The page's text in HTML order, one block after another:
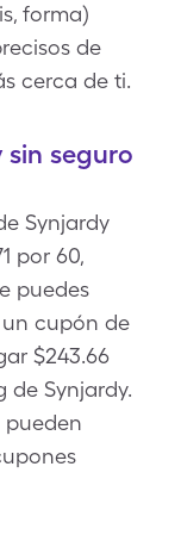
forma)
de
cerca de ti.
seguro
Synjardy
por 60,
puedes
cupón de
$243.66
de Synjardy.
pueden